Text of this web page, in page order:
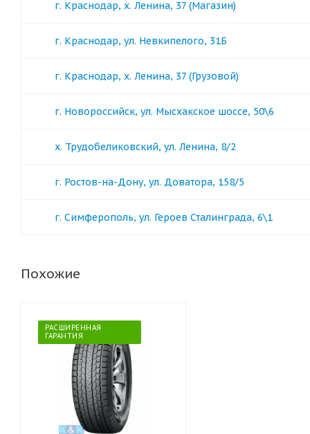
г. Краснодар, х. Ленина, 37 (Магазин)
г. Краснодар, ул. Невкипелого, 31Б
г. Краснодар, х. Ленина, 37 (Грузовой)
г. Новороссийск, ул. Мысхакское шоссе, 50\6
х. Трудобеликовский, ул. Ленина, 8/2
г. Ростов-на-Дону, ул. Доватора, 158/5
г. Симферополь, ул. Героев Сталинграда, 6\1
Похожие
РАСШИРЕННАЯ
ГАРАНТИЯ